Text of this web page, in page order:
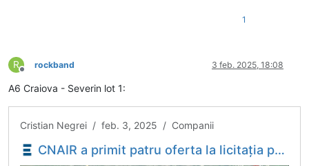
1
R
Deconectat
rockband 3 feb. 2025, 18:08
A6 Craiova - Severin lot 1:
Cristian Negrei / feb. 3, 2025 / Companii
CNAIR a primit patru oferta la licitația pentru atribuirea contractului de construire a lotului 1 din Autostrada Craiova - Filiași - Economica.net